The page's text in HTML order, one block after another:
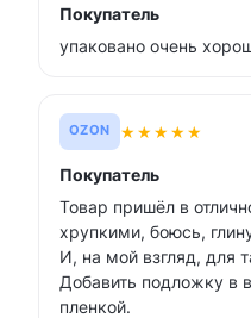
Покупатель
упаковано очень
OZON ★★★★★
Покупатель
Товар пришёл в
хрупкими, боюсь,
И, на мой взгляд, для
Добавить подложку в
пленкой.